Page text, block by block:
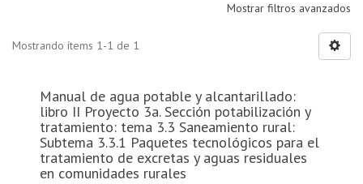
Mostrar filtros avanzados
Mostrando ítems 1-1 de 1
Manual de agua potable y alcantarillado:
libro II Proyecto 3a. Sección potabilización y
tratamiento: tema 3.3 Saneamiento rural:
Subtema 3.3.1 Paquetes tecnológicos para el
tratamiento de excretas y aguas residuales
en comunidades rurales